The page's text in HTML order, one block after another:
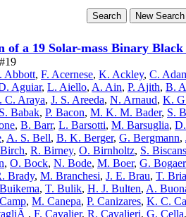
of a 19 Solar-mass Binary Black
Abbott, F. Acernese, K. Ackley, C.
Aguiar, L. Aiello, A. Ain, P. Ajith, B.
C. Araya, J. S. Areeda, N. Arnaud, K.
S. Babak, P. Bacon, M. K. M. Bader, S.
, B. Barr, L. Barsotti, M. Barsuglia,
, A. S. Bell, B. K. Berger, G. Bergmann,
, R. Birney, O. Birnholtz, S. Biscans
, O. Bock, N. Bode, M. Boer, G.
Brady, M. Branchesi, J. E. Brau, T.
, T. Bulik, H. J. Bulten, A.
, M. Canepa, P. Canizares, K. C.
, F. Cavalier, R. Cavalieri, G. Cella,